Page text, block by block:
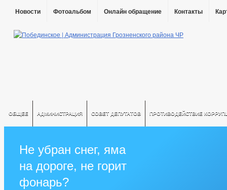
Новости Фотоальбом Онлайн обращение Контакты
ОБЩЕЕ АДМИНИСТРАЦИЯ СОВЕТ ДЕПУТАТОВ ПРОТИВОДЕЙСТВИЕ
Не убран снег, яма
на дороге, не горит
фонарь?